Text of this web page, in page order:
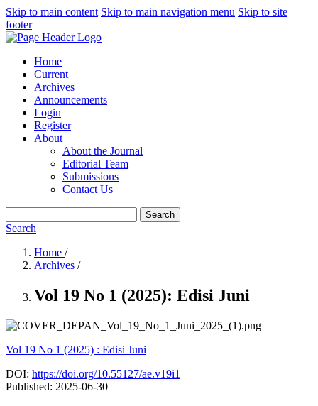
Skip to main content Skip to main navigation menu Skip to site
footer
Home
Current
Archives
Announcements
Login
Register
About
About the Journal
Editorial Team
Submissions
Contact Us
Search
Search
Home /
Archives /
Vol 19 No 1 (2025): Edisi Juni
Vol 19 No 1 (2025) : Edisi Juni
DOI: https://doi.org/10.55127/ae.v19i1
Published: 2025-06-30